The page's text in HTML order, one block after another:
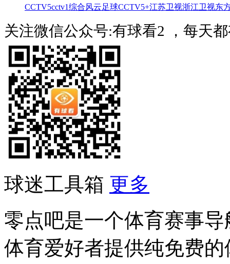
CCTV5cctv1综合风云足球CCTV5+江苏卫视浙江卫视东
关注微信公众号:有球看2 ，每天
球迷工具箱 更多
零点吧是一个体育赛事
体育爱好者提供纯免费